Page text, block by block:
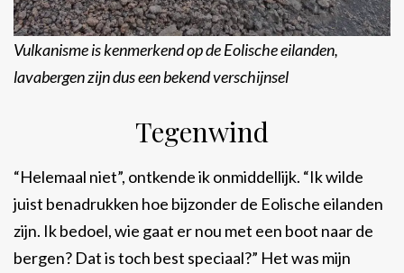
Vulkanisme is kenmerkend op de Eolische eilanden,
lavabergen zijn dus een bekend verschijnsel
Tegenwind
“Helemaal niet”, ontkende ik onmiddellijk. “Ik wilde
juist benadrukken hoe bijzonder de Eolische eilanden
zijn. Ik bedoel, wie gaat er nou met een boot naar de
bergen? Dat is toch best speciaal?” Het was mijn